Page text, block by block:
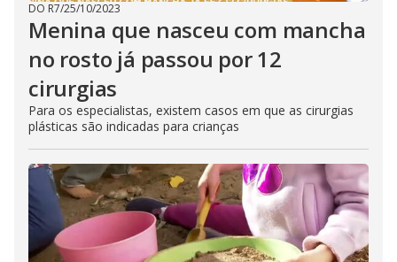
DO R7/25/10/2023
Menina que nasceu com mancha
no rosto já passou por 12
cirurgias
Para os especialistas, existem casos em que as cirurgias
plásticas são indicadas para crianças